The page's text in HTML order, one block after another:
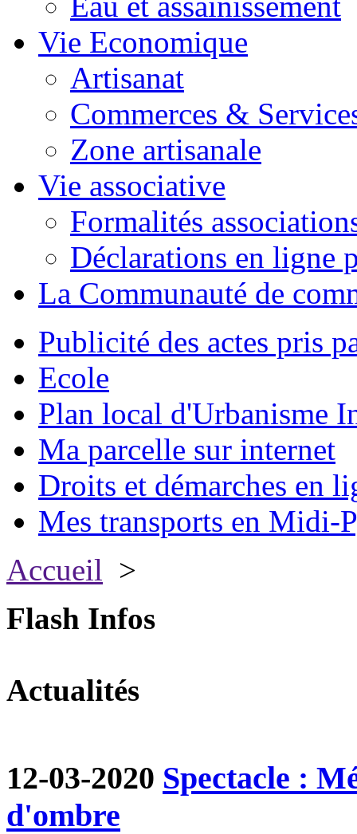
Vie Economique
Artisanat
Commerces &
Zone artisanale
Vie associative
Formalités
Déclarations en ligne
La Communauté de
Publicité des actes pris
Ecole
Plan local d'Urbanisme
Ma parcelle sur internet
Droits et démarches en
Mes transports en Midi-
Accueil >
Flash Infos
Actualités
12-03-2020 Spectacle :
d'ombre